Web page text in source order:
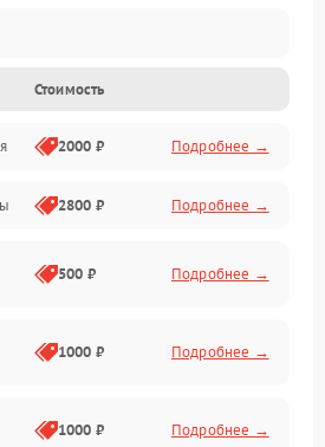
Стоимость
2000 ₽ Подробнее →
2800 ₽ Подробнее →
500 ₽ Подробнее →
1000 ₽ Подробнее →
1000 ₽ Подробнее →